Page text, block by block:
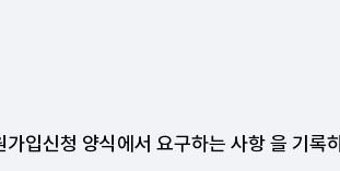
입신청 양식에서 요구하는 사항 을 기록